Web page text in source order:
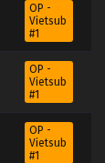
OP -
Vietsub
#1
OP -
Vietsub
#1
OP -
Vietsub
#1